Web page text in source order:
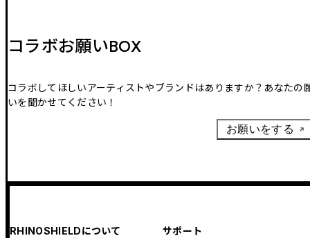
コラボお願いBOX
コラボしてほしいアーティストやブランドはありますか？あなたの
いを聞かせてください！
お願いをする
RHINOSHIELDについて サポート